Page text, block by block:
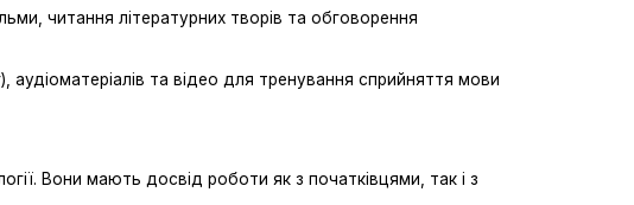
читання літературних творів та обговорення
аудіоматеріалів та відео для тренування сприйняття мови
Вони мають досвід роботи як з початківцями, так і з